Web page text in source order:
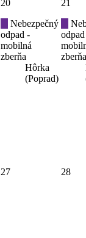
20
Nebezpečný
odpad -
mobilná
zberňa
Hôrka
(Poprad)
21
zberňa
27 28